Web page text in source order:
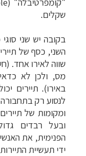
שקלים.
בקובה יש שני
השני, כסף של
מס, ולכן לא
באירו). תיירים
לנסוע רק בתחבורה
ומקומות של
ובעל רבדים
הפנימית, את
ידי תעשיית
היעדים »
תכנון